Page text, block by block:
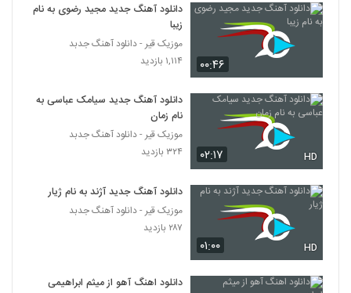
۰۰:۴۶
دانلود آهنگ جدید مجید رضوی به نام
زیبا
موزیک قیر - دانلود آهنگ جدبد
۱,۱۱۴ بازدید
۰۲:۱۷ HD
دانلود آهنگ جدید سیامک عباسی به
نام زمان
موزیک قیر - دانلود آهنگ جدبد
۳۲۴ بازدید
۰۱:۰۰ HD
دانلود آهنگ جدید آژند به نام ژیار
موزیک قیر - دانلود آهنگ جدبد
۲۸۷ بازدید
دانلود اهنگ آهو از میثم ابراهیمی